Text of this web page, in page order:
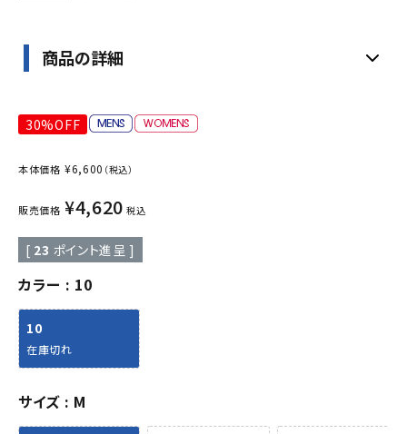
商品の詳細
30%OFF
本体価格 ¥6,600 （税込）
販売価格 ¥4,620 税込
[ 23 ポイント進呈 ]
カラー 10
10
在庫切れ
サイズ M